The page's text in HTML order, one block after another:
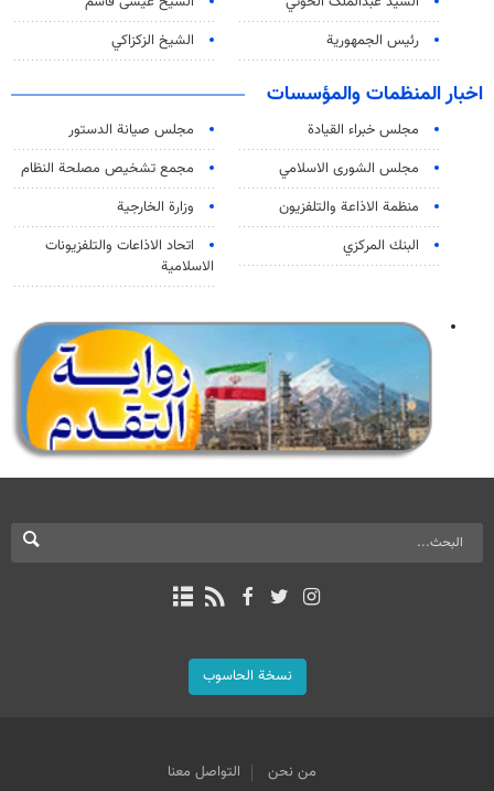
رئيس الجمهورية
الشيخ الزكزاكي
اخبار المنظمات والمؤسسات
مجلس خبراء القيادة
مجلس صيانة الدستور
مجلس الشورى الاسلامي
مجمع تشخيص مصلحة النظام
منظمة الاذاعة والتلفزیون
وزارة الخارجية
البنك المركزي
اتحاد الاذاعات والتلفزيونات
الاسلامية
نسخة الحاسوب
من نحن التواصل معنا